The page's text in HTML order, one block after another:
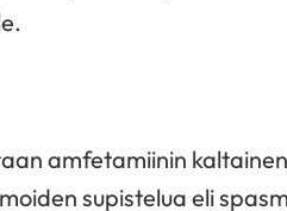
amfetamiinin
supistelua eli